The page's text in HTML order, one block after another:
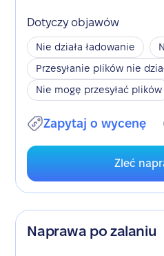
Dotyczy objawów
Nie działa ładowanie
Przesyłanie plików nie
Nie mogę przesyłać plików
Zapytaj o wycenę
Zleć
Naprawa po zalaniu